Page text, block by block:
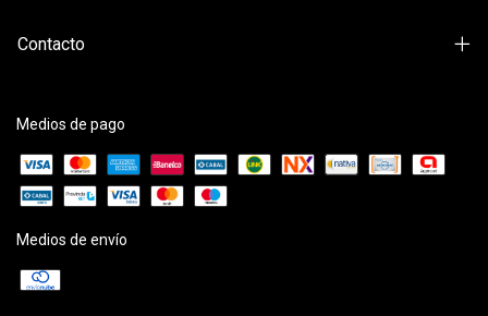
Contacto
Medios de pago
Medios de envío